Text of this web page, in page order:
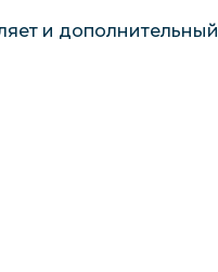
и дополнительный